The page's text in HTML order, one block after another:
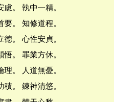
。 執中一精。
。 知修道程。
。 心性安貞。
。 罪業方休。
。 人道無憂。
。 鍊神清悠。